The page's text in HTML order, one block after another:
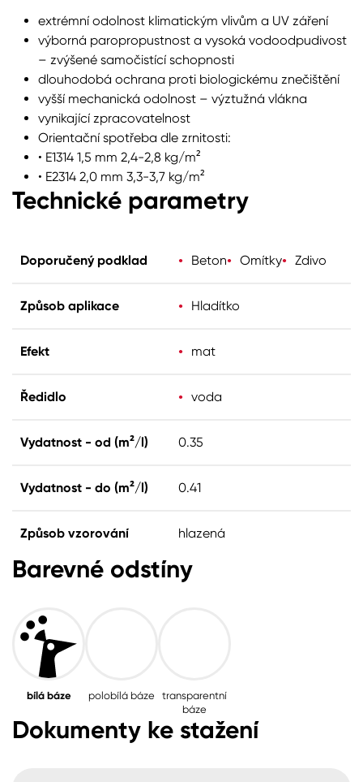
extrémní odolnost klimatickým vlivům a UV záření
výborná paropropustnost a vysoká vodoodpudivost
– zvýšené samočistící schopnosti
dlouhodobá ochrana proti biologickému znečištění
vyšší mechanická odolnost – výztužná vlákna
vynikající zpracovatelnost
Orientační spotřeba dle zrnitosti:
• E1314 1,5 mm 2,4-2,8 kg/m²
• E2314 2,0 mm 3,3-3,7 kg/m²
Technické parametry
Doporučený podklad Beton Omítky Zdivo
Způsob aplikace Hladítko
Efekt mat
Ředidlo voda
Vydatnost - od (m²/l) 0.35
Vydatnost - do (m²/l) 0.41
Způsob vzorování hlazená
Barevné odstíny
bílá báze polobílá báze
transparentní
báze
Dokumenty ke stažení